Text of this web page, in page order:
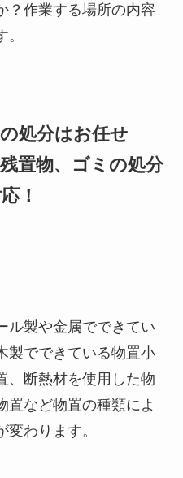
？作業する場所の内容
処分はお任せ
置物、ゴミの処分
！
ル製や金属でできてい
製でできている物置小
、断熱材を使用した物
置など物置の種類によ
わります。